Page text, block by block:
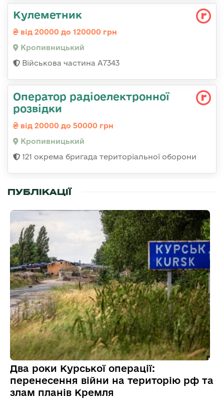
Кулеметник
від 20000 до 120000 грн
Кропивницький
Військова частина А7343
Оператор радіоелектронної
розвідки
від 20000 до 50000 грн
Кропивницький
121 окрема бригада територіальної оборони
ПУБЛІКАЦІЇ
Два роки Курської операції:
перенесення війни на територію рф та
злам планів Кремля